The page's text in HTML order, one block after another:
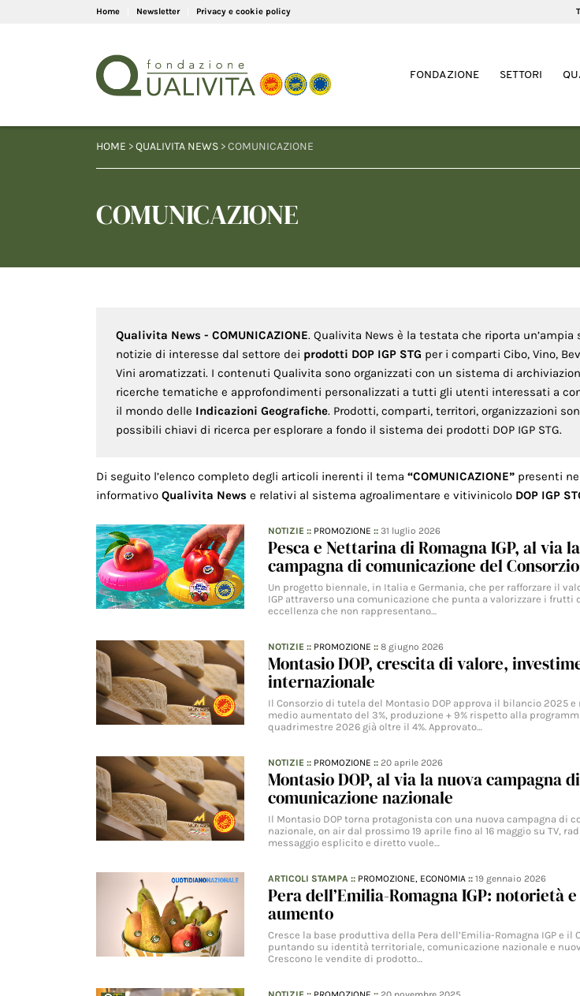
Home Newsletter Privacy e cookie policy
FONDAZIONE SETTORI
HOME >QUALIVITA NEWS > COMUNICAZIONE
COMUNICAZIONE
Qualivita News - COMUNICAZIONE. Qualivita News è la testata che riporta un’ampia
notizie di interesse dal settore dei prodotti DOP IGP STG per i comparti Cibo, Vino,
Vini aromatizzati. I contenuti Qualivita sono organizzati con un sistema di
ricerche tematiche e approfondimenti personalizzati a tutti gli utenti interessati a
il mondo delle Indicazioni Geografiche. Prodotti, comparti, territori, organizzazioni
possibili chiavi di ricerca per esplorare a fondo il sistema dei prodotti DOP IGP STG.
Di seguito l’elenco completo degli articoli inerenti il tema “COMUNICAZIONE” presenti
informativo Qualivita News e relativi al sistema agroalimentare e vitivinicolo DOP IGP
NOTIZIE :: PROMOZIONE ::31 luglio 2026
Pesca e Nettarina di Romagna IGP, al via
campagna di comunicazione del
Un progetto biennale, in Italia e Germania, che per rafforzare il
IGP attraverso una comunicazione che punta a valorizzare i frutti
eccellenza che non rappresentano…
NOTIZIE :: PROMOZIONE ::8 giugno 2026
Montasio DOP, crescita di valore,
internazionale
Il Consorzio di tutela del Montasio DOP approva il bilancio 2025 e
medio aumentato del 3%, produzione + 9% rispetto alla
quadrimestre 2026 già oltre il 4%. Approvato…
NOTIZIE :: PROMOZIONE ::20 aprile 2026
Montasio DOP, al via la nuova campagna di
comunicazione nazionale
Il Montasio DOP torna protagonista con una nuova campagna di
nazionale, on air dal prossimo 19 aprile fino al 16 maggio su TV,
messaggio esplicito e diretto vuole…
ARTICOLI STAMPA :: PROMOZIONE, ECONOMIA ::19 gennaio 2026
Pera dell’Emilia-Romagna IGP: notorietà
aumento
Cresce la base produttiva della Pera dell’Emilia-Romagna IGP e il
puntando su identità territoriale, comunicazione nazionale e
Crescono le vendite di prodotto…